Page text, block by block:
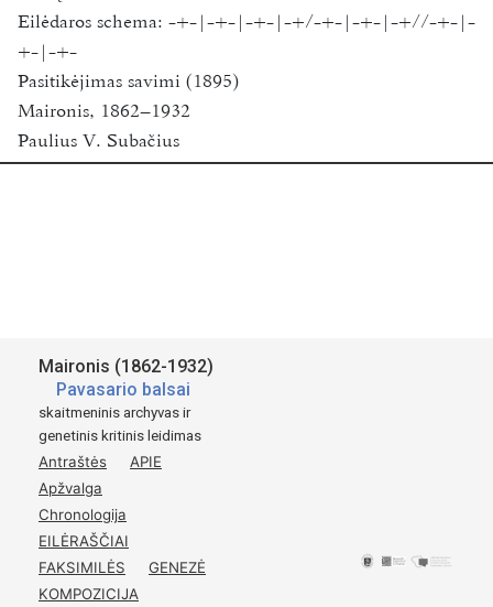
Eilėdaros schema: -+-|-+-|-+-|-+/-+-|-+-|-+//-+-|-
+-|-+-
Pasitikėjimas savimi (1895)
Maironis, 1862–1932
Paulius V. Subačius
general editor
Šaltinis:
St. Maironis
Pavasario Balsai
Tilźėje.
1895
Kasztu autoriaus.
15-16
Maironis (1862-1932)
Pavasario balsai
skaitmeninis archyvas ir
genetinis kritinis leidimas
Antraštės
APIE
Apžvalga
Chronologija
EILĖRAŠČIAI
FAKSIMILĖS
GENEZĖ
KOMPOZICIJA